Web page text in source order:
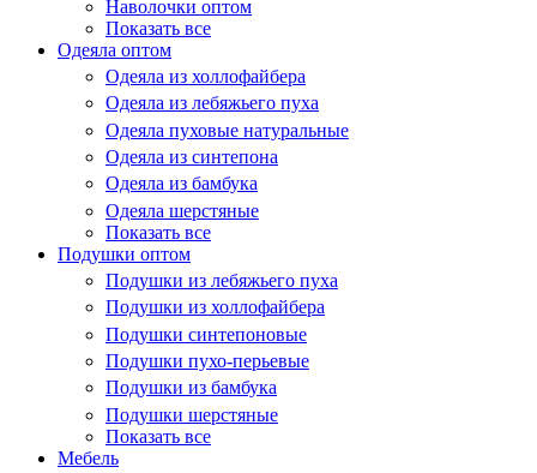
Наволочки оптом
Показать все
Одеяла оптом
Одеяла из холлофайбера
Одеяла из лебяжьего пуха
Одеяла пуховые натуральные
Одеяла из синтепона
Одеяла из бамбука
Одеяла шерстяные
Показать все
Подушки оптом
Подушки из лебяжьего пуха
Подушки из холлофайбера
Подушки синтепоновые
Подушки пухо-перьевые
Подушки из бамбука
Подушки шерстяные
Показать все
Мебель